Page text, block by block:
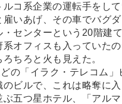
コ系企業の運転手をし
いあげ、その車でバグダ
センターという20階建
オフィスも入っていた
ちろと火も見えた。
の「イラク・テレコム」
ビルで、これは略奪に
五つ星ホテル、「アル